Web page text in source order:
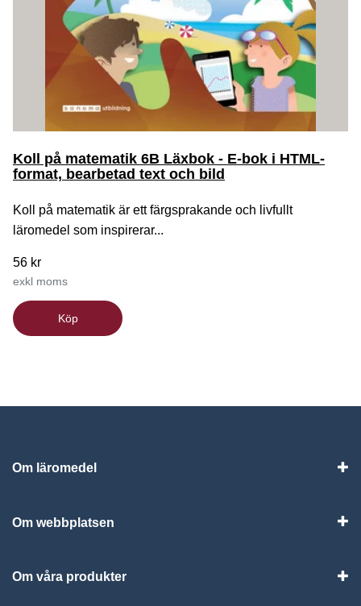
Koll på matematik 6B Läxbok - E-bok i HTML-
format, bearbetad text och bild
Koll på matematik är ett färgsprakande och livfullt
läromedel som inspirerar...
56 kr
exkl moms
Köp
Om läromedel
Om webbplatsen
Om våra produkter